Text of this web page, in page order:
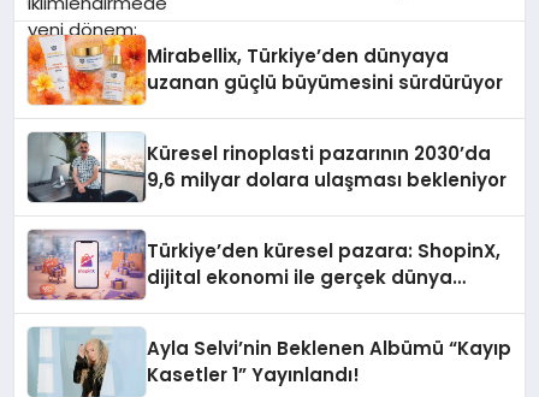
Mirabellix, Türkiye’den dünyaya
uzanan güçlü büyümesini sürdürüyor
Küresel rinoplasti pazarının 2030’da
9,6 milyar dolara ulaşması bekleniyor
Türkiye’den küresel pazara: ShopinX,
dijital ekonomi ile gerçek dünya
Ayla Selvi’nin Beklenen Albümü “Kayıp
Kasetler 1” Yayınlandı!